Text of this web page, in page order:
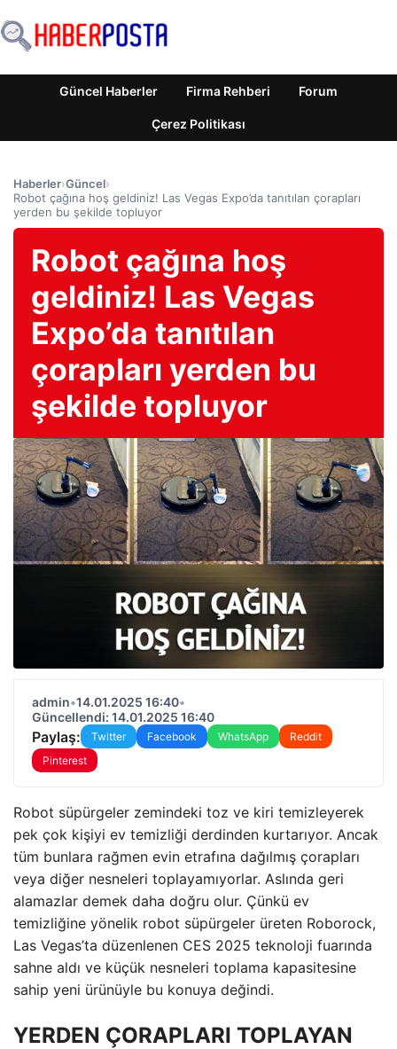
Güncel Haberler Firma Rehberi Forum
Çerez Politikası
Haberler›Güncel›
Robot çağına hoş geldiniz! Las Vegas Expo’da tanıtılan çorapları
yerden bu şekilde topluyor
Robot çağına hoş
geldiniz! Las Vegas
Expo’da tanıtılan
çorapları yerden bu
şekilde topluyor
admin•14.01.2025 16:40•
Güncellendi: 14.01.2025 16:40
Paylaş: Twitter Facebook WhatsApp
Reddit
Pinterest
Robot süpürgeler zemindeki toz ve kiri temizleyerek
pek çok kişiyi ev temizliği derdinden kurtarıyor. Ancak
tüm bunlara rağmen evin etrafına dağılmış çorapları
veya diğer nesneleri toplayamıyorlar. Aslında geri
alamazlar demek daha doğru olur. Çünkü ev
temizliğine yönelik robot süpürgeler üreten Roborock,
Las Vegas’ta düzenlenen CES 2025 teknoloji fuarında
sahne aldı ve küçük nesneleri toplama kapasitesine
sahip yeni ürünüyle bu konuya değindi.
YERDEN ÇORAPLARI TOPLAYAN